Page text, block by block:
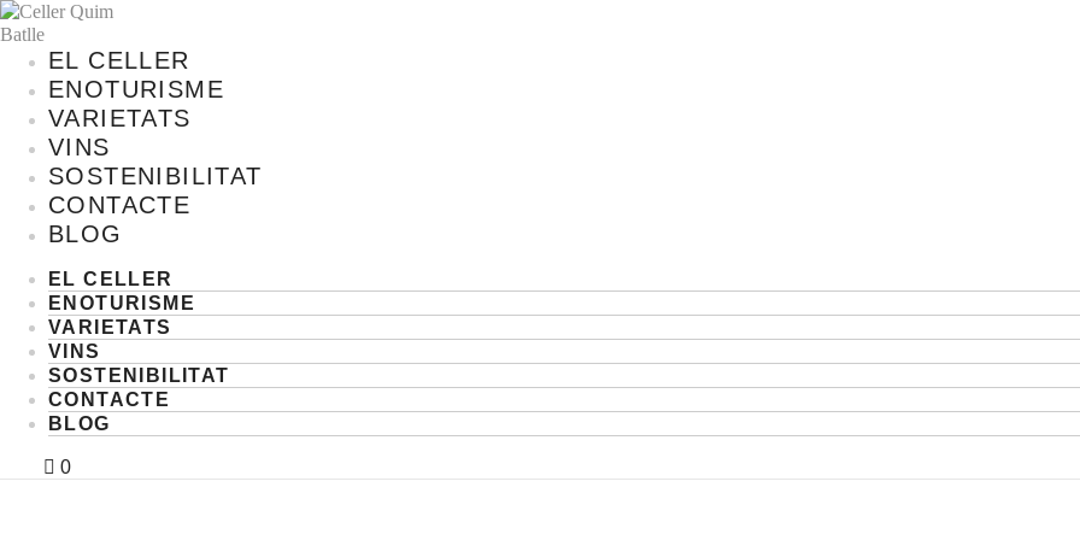
EL CELLER
ENOTURISME
VARIETATS
VINS
SOSTENIBILITAT
CONTACTE
BLOG
EL CELLER
ENOTURISME
VARIETATS
VINS
SOSTENIBILITAT
CONTACTE
BLOG
0